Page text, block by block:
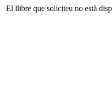
El llibre que soliciteu no està